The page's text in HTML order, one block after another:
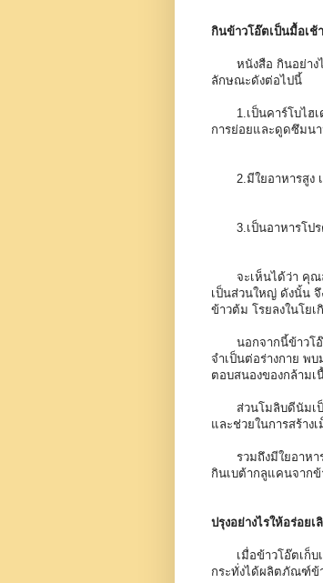
กินข้าวโอ๊ตเป็นมื้อเช้
หนังสือ กินอย่างไร
ลักษณะดังต่อไปนี้
1.เป็นคาร์โบไฮเด
การย่อยและดูดซึมน
2.มีใยอาหารสูง เ
3.เป็นอาหารโปรตี
จะเห็นได้ว่า คุณลั
เป็นส่วนใหญ่ ดังนั้น จึ
ข้าวต้ม โรยลงในโย
นอกจากนี้ข้าวโอ๊ต
จำเป็นต่อร่างกาย พ
ตอบสนองของกล้ามเ
ส่วนโมลิบดีนัมเป็น
และช่วยในการสร้าง
รวมถึงมีใยอาหาร
กินเบต้ากลูแคนจากข้
ปรุงอย่างไรให้อร่อย
เมื่อข้าวโอ๊ตเก็
กระทั่งได้ผลิตภัณฑ์ข้